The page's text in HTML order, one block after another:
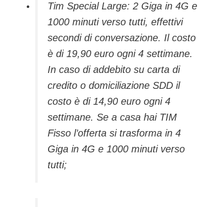
Tim Special Large: 2 Giga in 4G e
1000 minuti verso tutti, effettivi
secondi di conversazione. Il costo
è di 19,90 euro ogni 4 settimane.
In caso di addebito su carta di
credito o domiciliazione SDD il
costo è di 14,90 euro ogni 4
settimane. Se a casa hai TIM
Fisso l’offerta si trasforma in 4
Giga in 4G e 1000 minuti verso
tutti;